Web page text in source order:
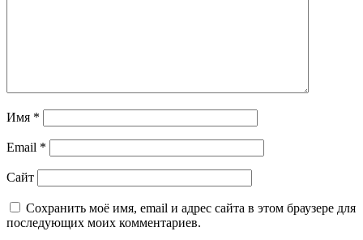
Имя *
Email *
Сайт
Сохранить моё имя, email и адрес сайта в этом браузере для
последующих моих комментариев.